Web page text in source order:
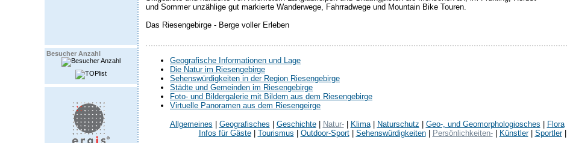
Besucher Anzahl
und Sommer unzählige gut markierte Wanderwege, Fahrradwege und Mountain Bike Touren.
Das Riesengebirge - Berge voller Erleben
Geografische Informationen und Lage
Die Natur im Riesengebirge
Sehenswürdigkeiten in der Region Riesengebirge
Städte und Gemeinden im Riesengebirge
Foto- und Bildergalerie mit Bildern aus dem Riesengebirge
Virtuelle Panoramen aus dem Riesengeirge
Allgemeines Geografisches Geschichte| Natur-| Klima| Naturschutz Geo-, und Geomorphologiosches Flora|
Infos für Gäste| Tourismus Outdoor-Sport| Sehenswürdigkeiten| Persönlichkeiten-| Künstler| Sportler|